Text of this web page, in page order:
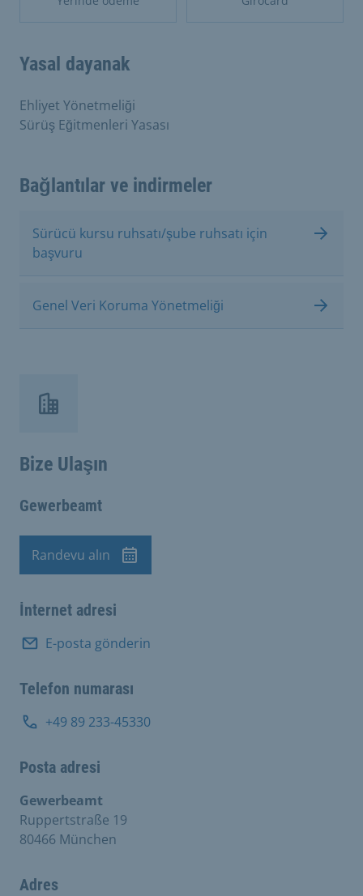
Yasal dayanak
Ehliyet Yönetmeliği
Sürüş Eğitmenleri Yasası
Bağlantılar ve indirmeler
Sürücü kursu ruhsatı/şube ruhsatı için
başvuru
Genel Veri Koruma Yönetmeliği
Bize Ulaşın
Gewerbeamt
Randevu
Randevu alın
İnternet adresi
E-posta gönderin
Telefon numarası
+49 89 233-45330
Posta adresi
Gewerbeamt
Ruppertstraße 19
80466 München
Adres